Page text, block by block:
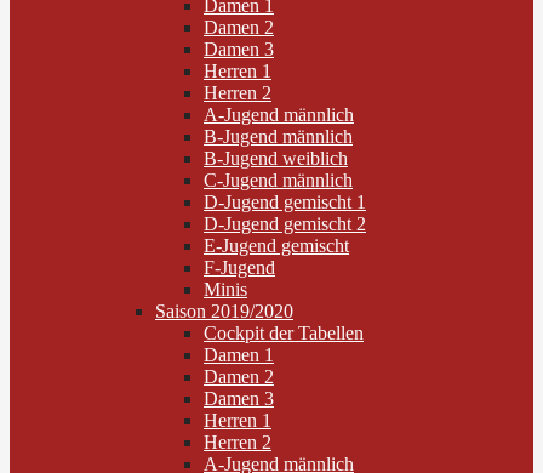
Damen 1
Damen 2
Damen 3
Herren 1
Herren 2
A-Jugend männlich
B-Jugend männlich
B-Jugend weiblich
C-Jugend männlich
D-Jugend gemischt 1
D-Jugend gemischt 2
E-Jugend gemischt
F-Jugend
Minis
Saison 2019/2020
Cockpit der Tabellen
Damen 1
Damen 2
Damen 3
Herren 1
Herren 2
A-Jugend männlich